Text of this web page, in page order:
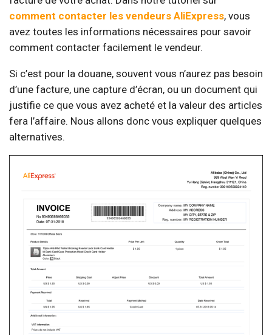
comment contacter les vendeurs AliExpress, vous
avez toutes les informations nécessaires pour savoir
comment contacter facilement le vendeur.
Si c’est pour la douane, souvent vous n’aurez pas besoin
d’une facture, une capture d’écran, ou un document qui
justifie ce que vous avez acheté et la valeur des articles
fera l’affaire. Nous allons donc vous expliquer quelques
alternatives.